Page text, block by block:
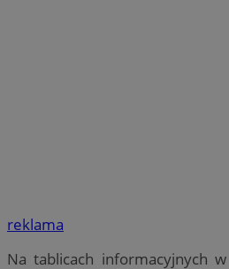
reklama
Na tablicach informacyjnych